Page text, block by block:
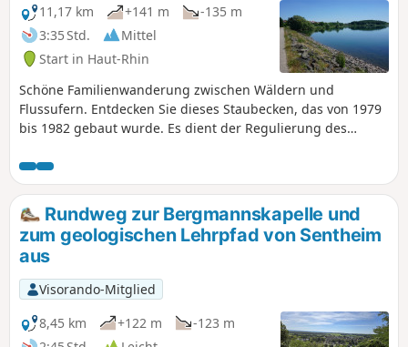
11,17 km
+141 m
-135 m
3:35 Std.
Mittel
Start in Haut-Rhin
Schöne Familienwanderung zwischen Wäldern und
Flussufern. Entdecken Sie dieses Staubecken, das von 1979
bis 1982 gebaut wurde. Es dient der Regulierung des
Großraums Mülhausen (Mulhouse) und seiner Umgebung.
Er ist ein geschützter Ort, hier können Sie Vögel im
Naturschutzgebiet treffen.
Rundweg zur Bergmannskapelle und
zum geologischen Lehrpfad von Sentheim
aus
Visorando-Mitglied
8,45 km
+122 m
-123 m